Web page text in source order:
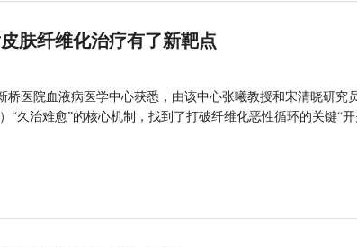
肤纤维化治疗有了新靶点
桥医院血液病医学中心获悉，由该中心张曦教授和宋清晓研究
“久治难愈”的核心机制，找到了打破纤维化恶性循环的关键“开